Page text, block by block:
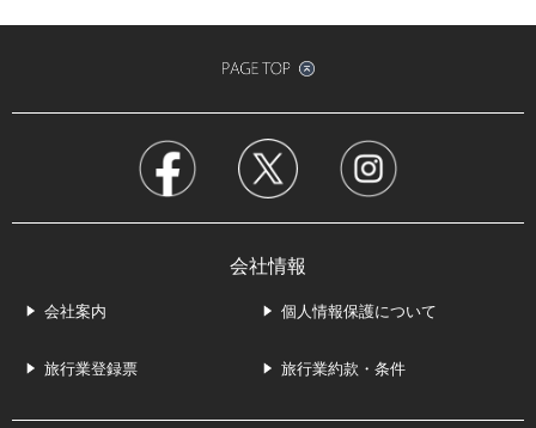
会社情報
会社案内 個人情報保護について
旅行業登録票 旅行業約款・条件